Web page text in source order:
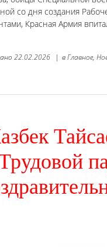
со дня создания
Красная Армия
22.02.2026 | вГлавное,